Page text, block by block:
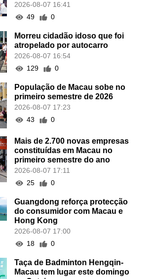
2026-08-07 16:41
49
0
Morreu cidadão idoso que foi
atropelado por autocarro
2026-08-07 16:54
129
0
População de Macau sobe no
primeiro semestre de 2026
2026-08-07 17:23
43
0
Mais de 2.700 novas empresas
constituídas em Macau no
primeiro semestre do ano
2026-08-07 17:11
25
0
Guangdong reforça protecção
do consumidor com Macau e
Hong Kong
2026-08-07 17:00
18
0
Taça de Badminton Hengqin-
Macau tem lugar este domingo